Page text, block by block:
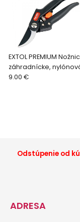
EXTOL PREMIUM
záhradnícke,
rukoväť 190mm
9.00 €
Odstúpenie od
ADRESA